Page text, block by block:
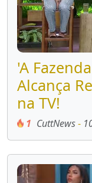
'A
Alcança
na TV!
1 CuttNews-